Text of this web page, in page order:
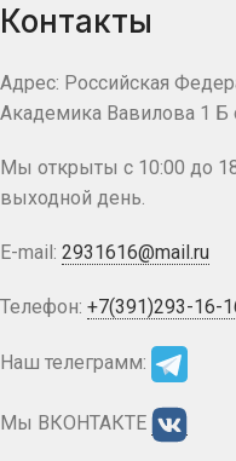
Контакты
Адрес: Российская
Академика Вавилова 1 Б
Мы открыты с 10:00 до
выходной день.
E-mail: 2931616@mail.ru
Телефон: +7(391)293-16-
Наш телеграмм:
Мы ВКОНТАКТЕ